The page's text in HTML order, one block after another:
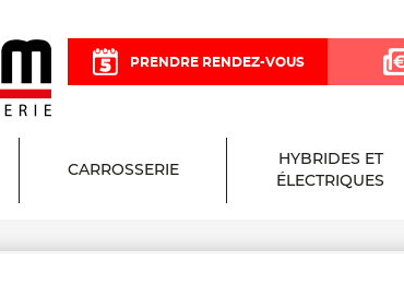
PRENDRE RENDEZ-VOUS
CARROSSERIE
HYBRIDES ET
ÉLECTRIQUES